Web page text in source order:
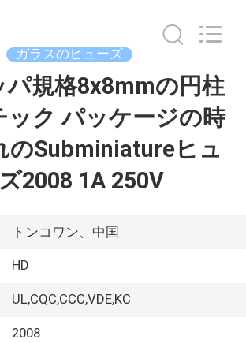
ガラスのヒューズ
パ規格8x8mmの円柱
ック パッケージの時
のSubminiatureヒュ
2008 1A 250V
トンコワン、中国
HD
UL,CQC,CCC,VDE,KC
2008